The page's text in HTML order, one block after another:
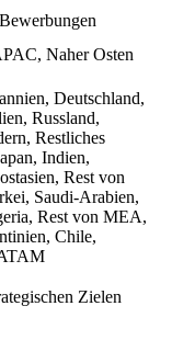
Naher Osten
Deutschland,
Russland,
Restliches
Indien,
Rest von
Saudi-Arabien,
Rest von MEA,
Chile,
Zielen